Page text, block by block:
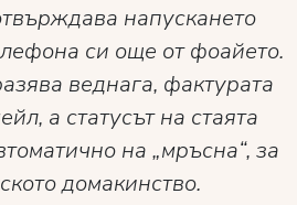
напускането
си още от фоайето.
веднага, фактурата
а статусът на стаята
на „мръсна“, за
домакинство.